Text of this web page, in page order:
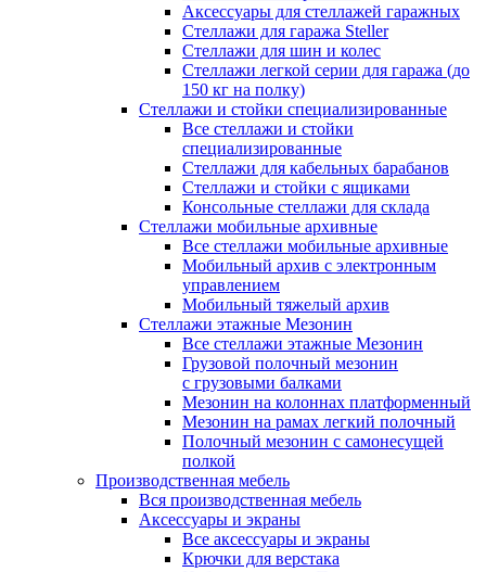
Аксессуары для стеллажей гаражных
Стеллажи для гаража Steller
Стеллажи для шин и колес
Стеллажи легкой серии для гаража (до
150 кг на полку)
Стеллажи и стойки специализированные
Все стеллажи и стойки
специализированные
Стеллажи для кабельных барабанов
Стеллажи и стойки с ящиками
Консольные стеллажи для склада
Стеллажи мобильные архивные
Все стеллажи мобильные архивные
Мобильный архив с электронным
управлением
Мобильный тяжелый архив
Стеллажи этажные Мезонин
Все стеллажи этажные Мезонин
Грузовой полочный мезонин
с грузовыми балками
Мезонин на колоннах платформенный
Мезонин на рамах легкий полочный
Полочный мезонин с самонесущей
полкой
Производственная мебель
Вся производственная мебель
Аксессуары и экраны
Все аксессуары и экраны
Крючки для верстака